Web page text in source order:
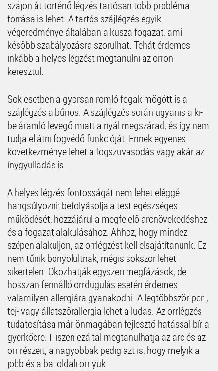
szájon át történő légzés tartósan több probléma
forrása is lehet. A tartós szájlégzés egyik
végeredménye általában a kusza fogazat, ami
később szabályozásra szorulhat. Tehát érdemes
inkább a helyes légzést megtanulni az orron
keresztül.
Sok esetben a gyorsan romló fogak mögött is a
szájlégzés a bűnös. A szájlégzés során ugyanis a ki-
be áramló levegő miatt a nyál megszárad, és így nem
tudja ellátni fogvédő funkcióját. Ennek egyenes
következménye lehet a fogszuvasodás vagy akár az
ínygyulladás is.
A helyes légzés fontosságát nem lehet eléggé
hangsúlyozni: befolyásolja a test egészséges
működését, hozzájárul a megfelelő arcnövekedéshez
és a fogazat alakulásához. Ahhoz, hogy mindez
szépen alakuljon, az orrlégzést kell elsajátítanunk. Ez
nem tűnik bonyolultnak, mégis sokszor lehet
sikertelen. Okozhatják egyszeri megfázások, de
hosszan fennálló orrdugulás esetén érdemes
valamilyen allergiára gyanakodni. A legtöbbször por-,
tej- vagy állatszőrallergia lehet a ludas. Az orrlégzés
tudatosítása már önmagában fejlesztő hatással bír a
gyerkőcre. Hiszen ezáltal megtanulhatja az arc és az
orr részeit, a nagyobbak pedig azt is, hogy melyik a
jobb és a bal oldali orrlyuk.